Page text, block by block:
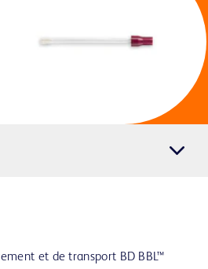
et de transport BD BBL™